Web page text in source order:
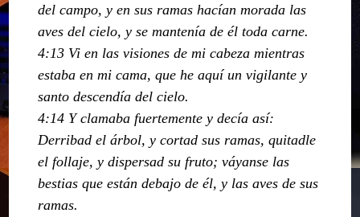
del campo, y en sus ramas hacían morada las
aves del cielo, y se mantenía de él toda carne.
4:13 Vi en las visiones de mi cabeza mientras
estaba en mi cama, que he aquí un vigilante y
santo descendía del cielo.
4:14 Y clamaba fuertemente y decía así:
Derribad el árbol, y cortad sus ramas, quitadle
el follaje, y dispersad su fruto; váyanse las
bestias que están debajo de él, y las aves de sus
ramas.